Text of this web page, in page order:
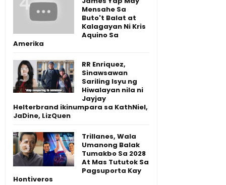
Mensahe Sa
Buto't Balat at
Kalagayan Ni Kris
Aquino Sa
Amerika
RR Enriquez,
Sinawsawan
Sariling Isyu ng
Hiwalayan nila ni
Jayjay
Helterbrand ikinumpara sa KathNiel,
JaDine, LizQuen
Trillanes, Wala
Umanong Balak
Tumakbo Sa 2028
At Mas Tututok Sa
Pagsuporta Kay
Hontiveros